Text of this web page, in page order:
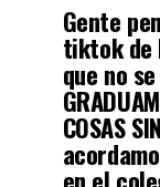
Gente
tiktok de
que no se
COSAS
en el